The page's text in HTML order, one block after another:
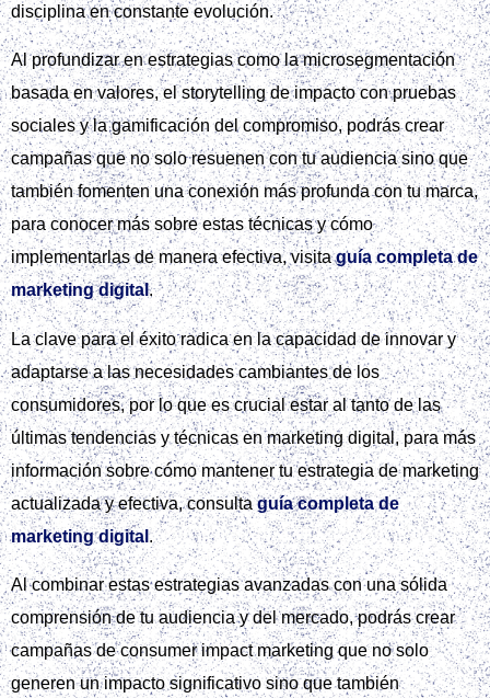
disciplina en constante evolución.
Al profundizar en estrategias como la microsegmentación
basada en valores, el storytelling de impacto con pruebas
sociales y la gamificación del compromiso, podrás crear
campañas que no solo resuenen con tu audiencia sino que
también fomenten una conexión más profunda con tu marca,
para conocer más sobre estas técnicas y cómo
implementarlas de manera efectiva, visitaguía completa de
marketing digital.
La clave para el éxito radica en la capacidad de innovar y
adaptarse a las necesidades cambiantes de los
consumidores, por lo que es crucial estar al tanto de las
últimas tendencias y técnicas en marketing digital, para más
información sobre cómo mantener tu estrategia de marketing
actualizada y efectiva, consultaguía completa de
marketing digital .
Al combinar estas estrategias avanzadas con una sólida
comprensión de tu audiencia y del mercado, podrás crear
campañas de consumer impact marketing que no solo
generen un impacto significativo sino que también